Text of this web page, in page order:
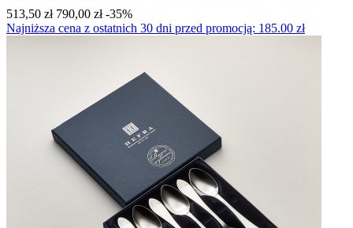
513,50 zł 790,00 zł -35%
Najniższa cena z ostatnich 30 dni przed promocją: 185.00 zł